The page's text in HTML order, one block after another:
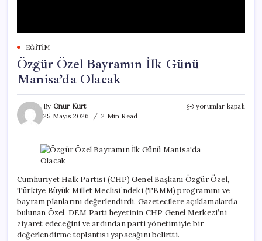
EĞITIM
Özgür Özel Bayramın İlk Günü
Manisa’da Olacak
By Onur Kurt
25 Mayıs 2026
2 Min Read
Özgür
Günü
için
yorumlar kapalı
Cumhuriyet Halk Partisi (CHP) Genel Başkanı Özgür Özel,
Türkiye Büyük Millet Meclisi’ndeki (TBMM) programını ve
bayram planlarını değerlendirdi. Gazetecilere açıklamalarda
bulunan Özel, DEM Parti heyetinin CHP Genel Merkezi’ni
ziyaret edeceğini ve ardından parti yönetimiyle bir
değerlendirme toplantısı yapacağını belirtti.